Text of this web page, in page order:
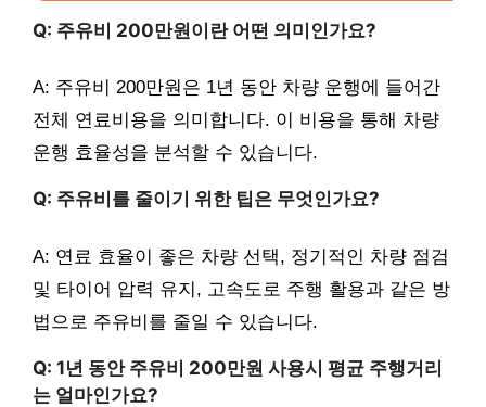
Q: 주유비 200만원이란 어떤 의미인가요?
A: 주유비 200만원은 1년 동안 차량 운행에 들어간
전체 연료비용을 의미합니다. 이 비용을 통해 차량
운행 효율성을 분석할 수 있습니다.
Q: 주유비를 줄이기 위한 팁은 무엇인가요?
A: 연료 효율이 좋은 차량 선택, 정기적인 차량 점검
및 타이어 압력 유지, 고속도로 주행 활용과 같은 방
법으로 주유비를 줄일 수 있습니다.
Q: 1년 동안 주유비 200만원 사용시 평균 주행거리
는 얼마인가요?